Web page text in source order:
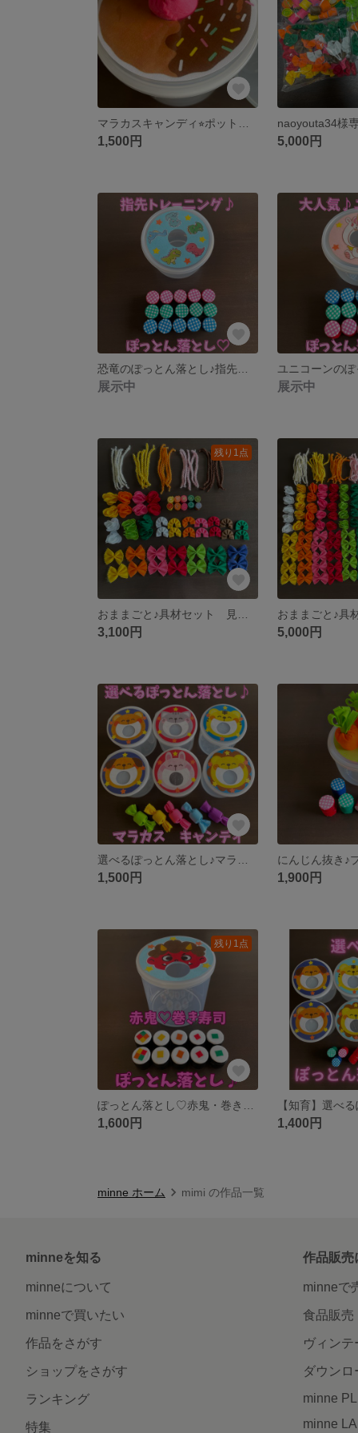
1,500円
naoyouta34様
5,000円
展示中 展示中
残り1点
3,100円 5,000円
1,500円 1,900円
残り1点
1,600円 1,400円
minne ホーム mimi の作品一覧
minneを知る
minneについて
minneで買いたい
作品をさがす
ショップをさがす
ランキング
特集
作品販売
minneで
食品販売
ヴィンテ
ダウンロ
minne
minne